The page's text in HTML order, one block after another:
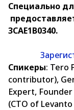
Специально
3CAE1B0340.
Спикеры: Tero
contributor),
Expert,
(CTO of